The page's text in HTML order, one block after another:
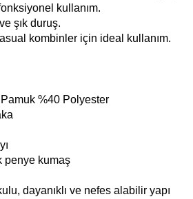
kullanım.
şık duruş.
kombinler için ideal kullanım.
%40 Polyester
penye kumaş
dayanıklı ve nefes alabilir yapı